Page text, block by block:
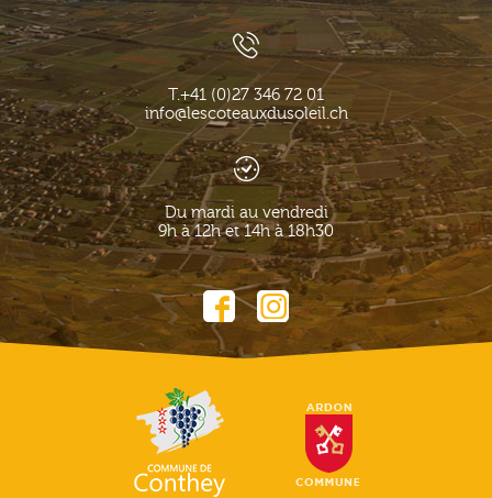
T.+41 (0)27 346 72 01
info@lescoteauxdusoleil.ch
Du mardi au vendredi
9h à 12h et 14h à 18h30